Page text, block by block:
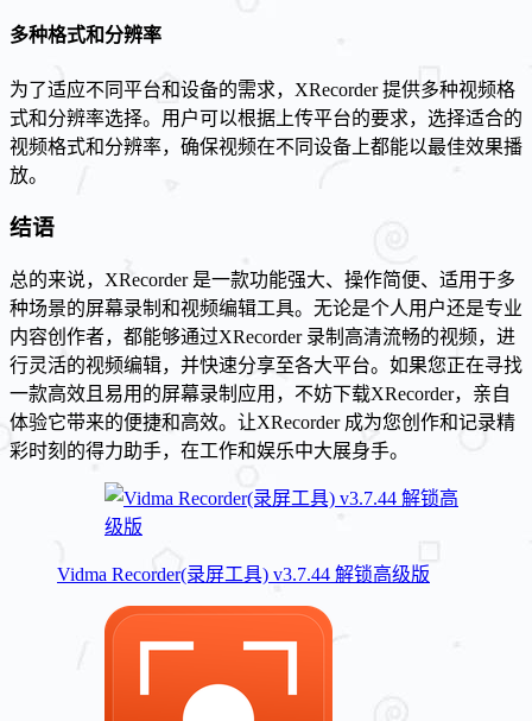
多种格式和分辨率
为了适应不同平台和设备的需求，XRecorder 提供多种视频格
式和分辨率选择。用户可以根据上传平台的要求，选择适合的
视频格式和分辨率，确保视频在不同设备上都能以最佳效果播
放。
结语
总的来说，XRecorder 是一款功能强大、操作简便、适用于多
种场景的屏幕录制和视频编辑工具。无论是个人用户还是专业
内容创作者，都能够通过XRecorder 录制高清流畅的视频，进
行灵活的视频编辑，并快速分享至各大平台。如果您正在寻找
一款高效且易用的屏幕录制应用，不妨下载XRecorder，亲自
体验它带来的便捷和高效。让XRecorder 成为您创作和记录精
彩时刻的得力助手，在工作和娱乐中大展身手。
Vidma Recorder(录屏工具) v3.7.44 解锁高级版